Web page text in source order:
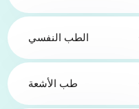
الطب النفسي
طب الأشعة